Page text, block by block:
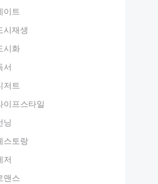
이트
시재생
시화
서
저트
이프스타일
닝
스토랑
저
맨스